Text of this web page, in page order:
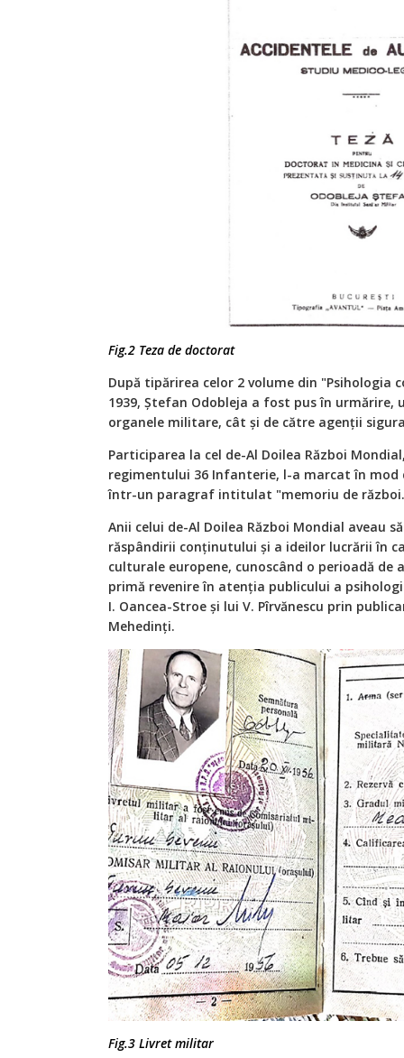
Fig.2 Teza de doctorat
După tipărirea celor 2 volume din "Psihologia
1939, Ștefan Odobleja a fost pus în
organele militare, cât și de către agenții
Participarea la cel de-Al Doilea Război
regimentului 36 Infanterie, l-a marcat în mod
într-un paragraf intitulat "memoriu de
Anii celui de-Al Doilea Război Mondial aveau
răspândirii conținutului și a ideilor lucrării în
culturale europene, cunoscând o perioadă de
primă revenire în atenția publicului a
I. Oancea-Stroe și lui V. Pîrvănescu prin
Mehedinți.
Fig.3 Livret militar